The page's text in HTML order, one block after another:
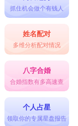
抓住机会做个有钱人
姓名配对
多维分析配对情况
八字合婚
合婚指数有多高速查
个人占星
领取你的专属星盘报告